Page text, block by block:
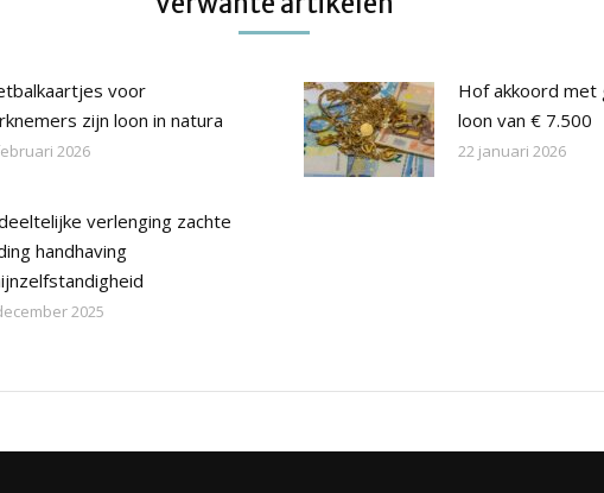
voor
zijn loon in natura
2026
Hof akkoord met
loon van € 7.500
22 januari 2026
verlenging zachte
handhaving
2025